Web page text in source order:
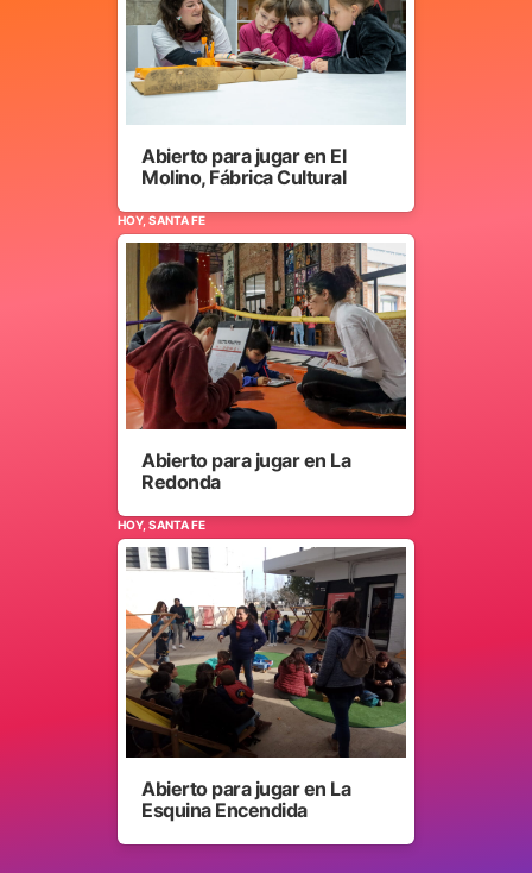
Abierto para jugar en El
Molino, Fábrica Cultural
HOY, SANTA FE
Abierto para jugar en La
Redonda
HOY, SANTA FE
Abierto para jugar en La
Esquina Encendida